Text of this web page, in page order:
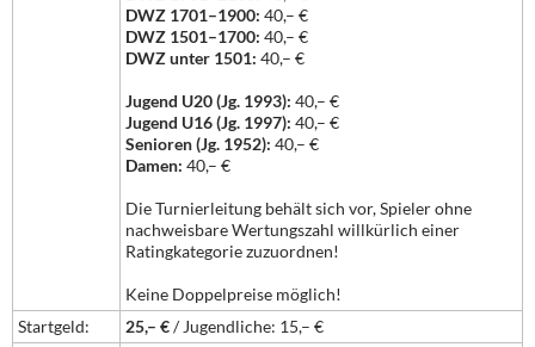
DWZ 1701–1900: 40,– €
DWZ 1501–1700: 40,– €
DWZ unter 1501: 40,– €
Jugend U20 (Jg. 1993): 40,– €
Jugend U16 (Jg. 1997): 40,– €
Senioren (Jg. 1952): 40,– €
Damen: 40,– €
Die Turnierleitung behält sich vor, Spieler ohne
nachweisbare Wertungszahl willkürlich einer
Ratingkategorie zuzuordnen!
Keine Doppelpreise möglich!
Startgeld:
25,– €/ Jugendliche: 15,– €